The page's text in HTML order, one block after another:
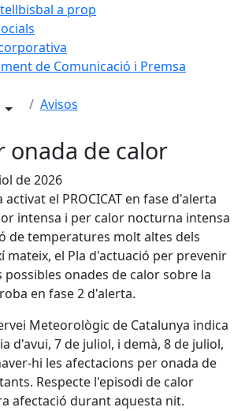
a prop
de Comunicació i Premsa
Avisos
onada de calor
de 2026
el PROCICAT en fase d'alerta
intensa i per calor nocturna intensa
de temperatures molt altes dels
mateix, el Pla d'actuació per prevenir
possibles onades de calor sobre la
en fase 2 d'alerta.
Meteorològic de Catalunya indica
d'avui, 7 de juliol, i demà, 8 de juliol,
hi les afectacions per onada de
Respecte l'episodi de calor
afectació durant aquesta nit.